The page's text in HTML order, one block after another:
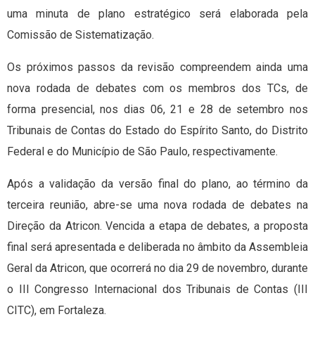
uma minuta de plano estratégico será elaborada pela
Comissão de Sistematização.
Os próximos passos da revisão compreendem ainda uma
nova rodada de debates com os membros dos TCs, de
forma presencial, nos dias 06, 21 e 28 de setembro nos
Tribunais de Contas do Estado do Espírito Santo, do Distrito
Federal e do Município de São Paulo, respectivamente.
Após a validação da versão final do plano, ao término da
terceira reunião, abre-se uma nova rodada de debates na
Direção da Atricon. Vencida a etapa de debates, a proposta
final será apresentada e deliberada no âmbito da Assembleia
Geral da Atricon, que ocorrerá no dia 29 de novembro, durante
o III Congresso Internacional dos Tribunais de Contas (III
CITC), em Fortaleza.